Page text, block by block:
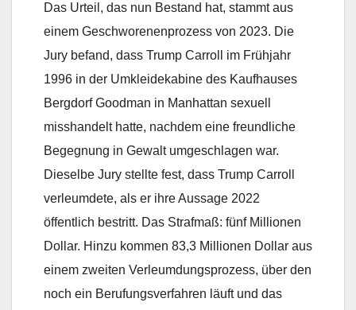
Das Urteil, das nun Bestand hat, stammt aus
einem Geschworenenprozess von 2023. Die
Jury befand, dass Trump Carroll im Frühjahr
1996 in der Umkleidekabine des Kaufhauses
Bergdorf Goodman in Manhattan sexuell
misshandelt hatte, nachdem eine freundliche
Begegnung in Gewalt umgeschlagen war.
Dieselbe Jury stellte fest, dass Trump Carroll
verleumdete, als er ihre Aussage 2022
öffentlich bestritt. Das Strafmaß: fünf Millionen
Dollar. Hinzu kommen 83,3 Millionen Dollar aus
einem zweiten Verleumdungsprozess, über den
noch ein Berufungsverfahren läuft und das